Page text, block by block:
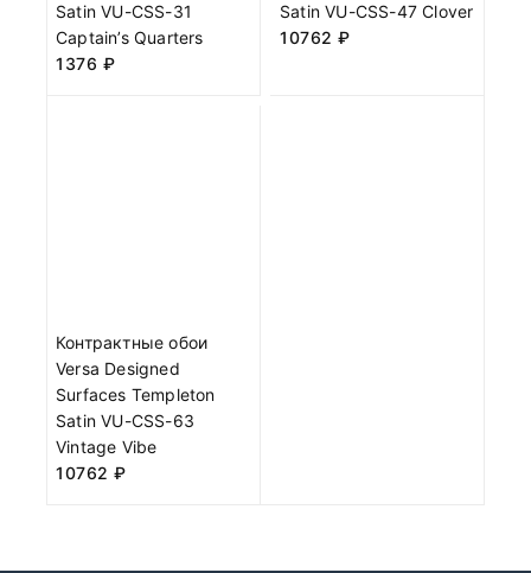
Satin VU-CSS-31
Captain’s Quarters
1376 ₽
Satin VU-CSS-47 Clover
10762 ₽
Контрактные обои
Versa Designed
Surfaces Templeton
Satin VU-CSS-63
Vintage Vibe
10762 ₽